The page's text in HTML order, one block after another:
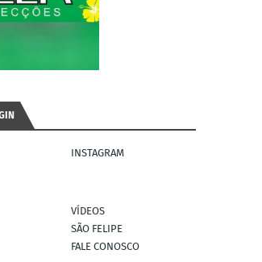
INSTAGRAM
VÍDEOS
SÃO FELIPE
FALE CONOSCO